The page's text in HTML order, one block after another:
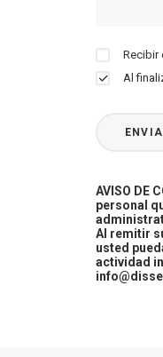
Recibir
Al
AVISO DE
personal
Al remitir
usted
actividad